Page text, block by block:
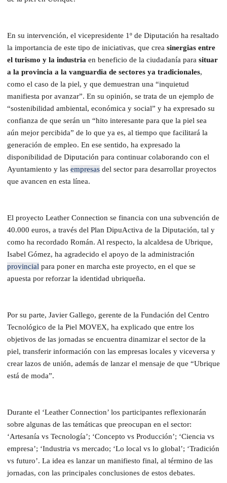
En su intervención, el vicepresidente 1º de Diputación ha resaltado
la importancia de este tipo de iniciativas, que crea sinergias entre
el turismo y la industria en beneficio de la ciudadanía para situar
a la provincia a la vanguardia de sectores ya tradicionales,
como el caso de la piel, y que demuestran una “inquietud
manifiesta por avanzar”. En su opinión, se trata de un ejemplo de
“sostenibilidad ambiental, económica y social” y ha expresado su
confianza de que serán un “hito interesante para que la piel sea
aún mejor percibida” de lo que ya es, al tiempo que facilitará la
generación de empleo. En ese sentido, ha expresado la
disponibilidad de Diputación para continuar colaborando con el
Ayuntamiento y las empresas del sector para desarrollar proyectos
que avancen en esta línea.
El proyecto Leather Connection se financia con una subvención de
40.000 euros, a través del Plan DipuActiva de la Diputación, tal y
como ha recordado Román. Al respecto, la alcaldesa de Ubrique,
Isabel Gómez, ha agradecido el apoyo de la administración
provincial para poner en marcha este proyecto, en el que se
apuesta por reforzar la identidad ubriqueña.
Por su parte, Javier Gallego, gerente de la Fundación del Centro
Tecnológico de la Piel MOVEX, ha explicado que entre los
objetivos de las jornadas se encuentra dinamizar el sector de la
piel, transferir información con las empresas locales y viceversa y
crear lazos de unión, además de lanzar el mensaje de que “Ubrique
está de moda”.
Durante el ‘Leather Connection’ los participantes reflexionarán
sobre algunas de las temáticas que preocupan en el sector:
‘Artesanía vs Tecnología’; ‘Concepto vs Producción’; ‘Ciencia vs
empresa’; ‘Industria vs mercado; ‘Lo local vs lo global’; ‘Tradición
vs futuro’. La idea es lanzar un manifiesto final, al término de las
jornadas, con las principales conclusiones de estos debates.